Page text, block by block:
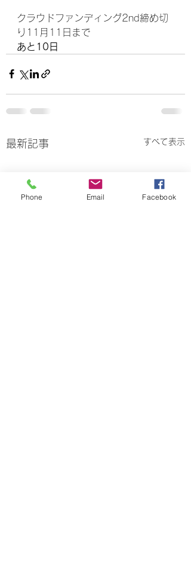
クラウドファンディング2nd締め切
り11月11日まで
あと10日
最新記事 すべて表示
Phone Email Facebook